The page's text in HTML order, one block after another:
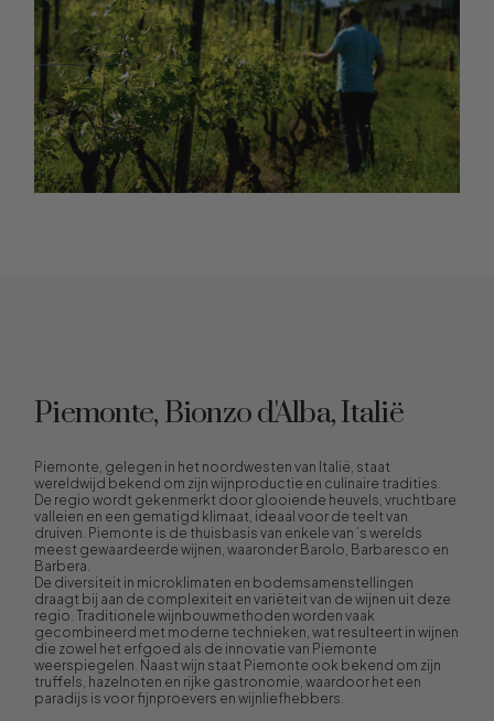
Piemonte, Bionzo d'Alba, Italië
Piemonte, gelegen in het noordwesten van Italië, staat
wereldwijd bekend om zijn wijnproductie en culinaire tradities.
De regio wordt gekenmerkt door glooiende heuvels, vruchtbare
valleien en een gematigd klimaat, ideaal voor de teelt van
druiven. Piemonte is de thuisbasis van enkele van ’s werelds
meest gewaardeerde wijnen, waaronder Barolo, Barbaresco en
Barbera.​
De diversiteit in microklimaten en bodemsamenstellingen
draagt bij aan de complexiteit en variëteit van de wijnen uit deze
regio. Traditionele wijnbouwmethoden worden vaak
gecombineerd met moderne technieken, wat resulteert in wijnen
die zowel het erfgoed als de innovatie van Piemonte
weerspiegelen. Naast wijn staat Piemonte ook bekend om zijn
truffels, hazelnoten en rijke gastronomie, waardoor het een
paradijs is voor fijnproevers en wijnliefhebbers.